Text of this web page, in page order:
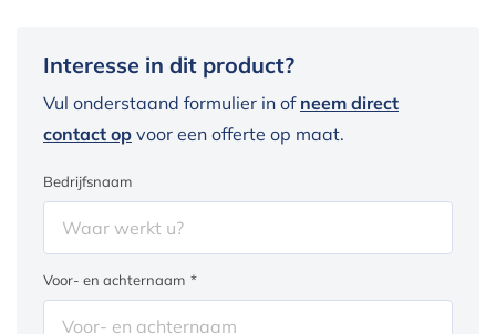
Interesse in dit product?
Vul onderstaand formulier in of neem direct
contact op voor een offerte op maat.
Bedrijfsnaam
Voor- en achternaam *